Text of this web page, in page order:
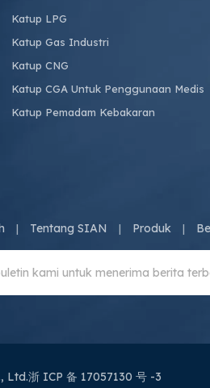
Katup LPG
Katup Gas Industri
Katup CNG
Katup CGA Untuk Penggunaan Medis
Katup Pemadam Kebakaran
| Tentang SIAN | Produk |
Ltd.浙 ICP 备 17057130 号 -3